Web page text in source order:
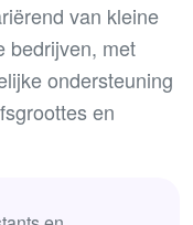
van kleine
bedrijven, met
ondersteuning
en